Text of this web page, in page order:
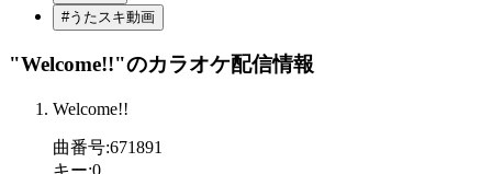
#うたスキ動画
"Welcome!!"のカラオケ配信情報
Welcome!!
曲番号:671891
キー:0